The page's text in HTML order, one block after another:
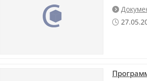

